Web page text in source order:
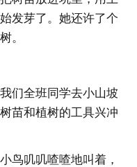
发芽了。她还许了个
。
们全班同学去小山坡
苗和植树的工具兴冲
鸟叽叽喳喳地叫着，